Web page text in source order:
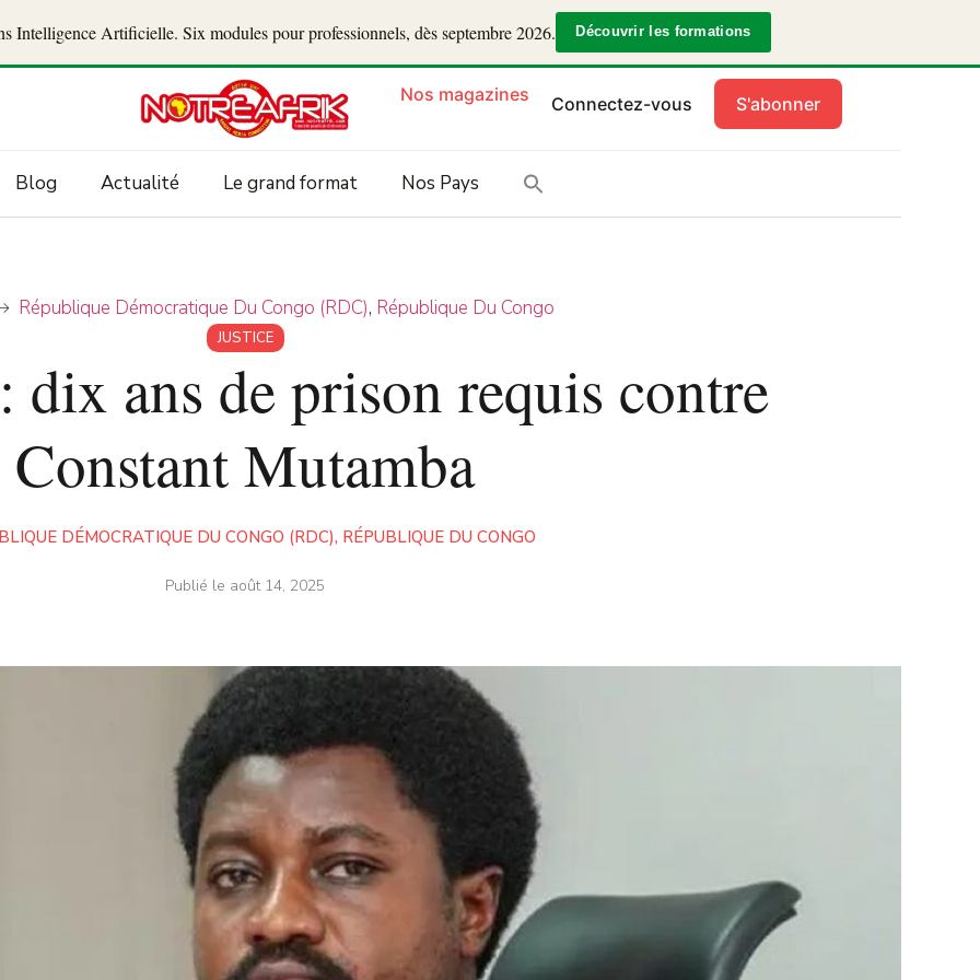
Artificielle. Six modules pour professionnels, dès septembre 2026. Découvrir les formations
Nos magazines Connectez-vous S'abonner
Blog Actualité Le grand format Nos Pays
République Démocratique Du Congo (RDC), République Du Congo
JUSTICE
dix ans de prison requis contre
Constant Mutamba
DÉMOCRATIQUE DU CONGO (RDC), RÉPUBLIQUE DU CONGO
Publié le août 14, 2025